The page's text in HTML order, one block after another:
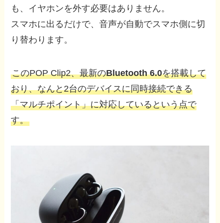
も、イヤホンを外す必要はありません。
スマホに出るだけで、音声が自動でスマホ側に切
り替わります。
このPOP Clip2、最新のBluetooth 6.0を搭載して
おり、なんと2台のデバイスに同時接続できる
「マルチポイント」に対応しているという点で
す。